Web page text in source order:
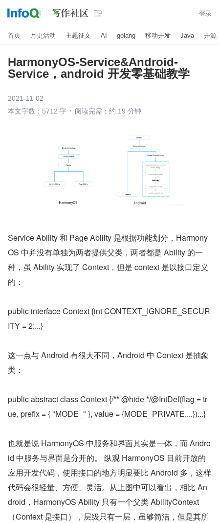
 登录
首页 月更活动 主题征文 AI golang 移动开发 Java 开源
HarmonyOS-Service&Android-
Service，android 开发零基础教学
2021-11-02
本文字数：5712 字
阅读完需：约 19 分钟
Service Ability 和 Page Ability 是根据功能划分，Harmony
OS 中并没有单独为两者提供父类，两者都是 Ability 的一
种，虽 Ability 实现了 Context，但是 context 是以接口定义
的：
public interface Context {int CONTEXT_IGNORE_SECUR
ITY = 2;...}
这一点与 Android 有很大不同，Android 中 Context 是抽象
类：
public abstract class Context {/** @hide */@IntDef(flag = tr
ue, prefix = { "MODE_" }, value = {MODE_PRIVATE,...})...}
也就是说 HarmonyOS 中服务和界面其实是一体，而 Andro
id 中服务与界面是分开的。 纵观 HarmonyOS 目前开放的
应用开发代码，使用接口的地方明显要比 Android 多，这样
代码会很轻量、方便、灵活。从上图中可以看出，相比 An
droid，HarmonyOS Ability 只有一个父类 AbilityContext
（Context 是接口），层级只有一层，虽够简洁，但是其所